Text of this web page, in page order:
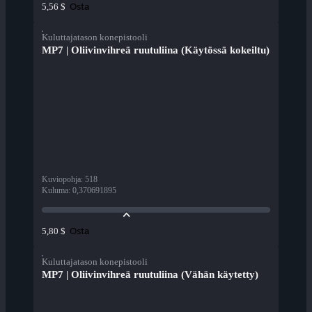
5,56 $ Osta
Kuluttajatason konepistooli
MP7 | Oliivinvihreä ruutuliina (Käytössä kokeiltu)
Kuviopohja: 518
Kuluma: 0,370691895
5,80 $ Osta
Kuluttajatason konepistooli
MP7 | Oliivinvihreä ruutuliina (Vähän käytetty)